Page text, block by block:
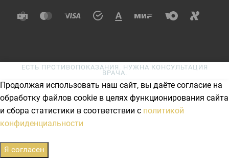
ЕСТЬ ПРОТИВОПОКАЗАНИЯ. НУЖНА КОНСУЛЬТАЦИЯ
ВРАЧА.
Продолжая использовать наш сайт, вы даёте согласие на
обработку файлов cookie в целях функционирования сайта
и сбора статистики в соответствии с политикой
конфиденциальности
Я согласен